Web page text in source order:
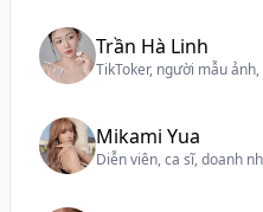
Trần Hà Linh
TikToker, người mẫu
Mikami Yua
Diễn viên, ca sĩ, doanh